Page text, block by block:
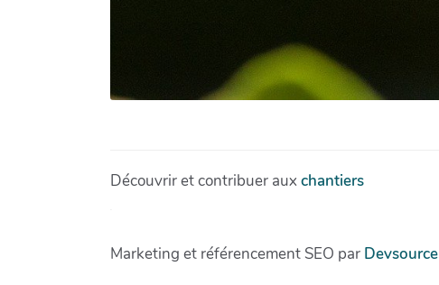
Découvrir et contribuer auxchantiers
Marketing et référencement SEO par Devsource